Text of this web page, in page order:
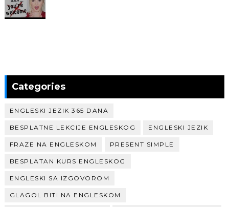
Categories
ENGLESKI JEZIK 365 DANA
BESPLATNE LEKCIJE ENGLESKOG ENGLESKI JEZIK
FRAZE NA ENGLESKOM PRESENT SIMPLE
BESPLATAN KURS ENGLESKOG
ENGLESKI SA IZGOVOROM
GLAGOL BITI NA ENGLESKOM